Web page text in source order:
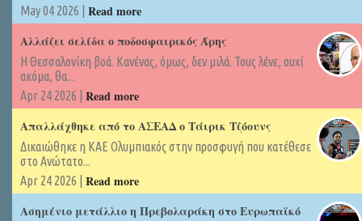
May 04 2026 | Read more
Αλλάζει σελίδα ο ποδοσφαιρικός Άρης
Η Θεσσαλονίκη βοά. Κανένας, όμως, δεν μιλά. Τους λένε, ουχί
ακόμα, θα...
Apr 24 2026 | Read more
Απαλλάχθηκε από το ΑΣΕΑΔ ο Τάιρικ Τζόουνς
Δικαιώθηκε η ΚΑΕ Ολυμπιακός στην προσφυγή που κατέθεσε
στο Ανώτατο...
Apr 24 2026 | Read more
Ασημένιο μετάλλιο η Πρεβολαράκη στο Ευρωπαϊκό